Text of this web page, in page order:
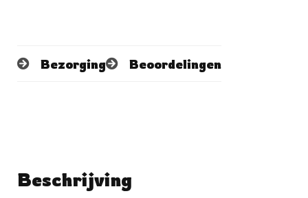
Bezorging Beoordelingen
Beschrijving
No reviews found